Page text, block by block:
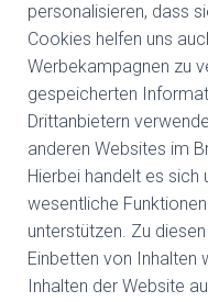
personalisieren, dass
Cookies helfen uns
Werbekampagnen zu
gespeicherten
Drittanbietern
anderen Websites im
Hierbei handelt es
wesentliche
unterstützen. Zu
Einbetten von Inhalten
Inhalten der Website